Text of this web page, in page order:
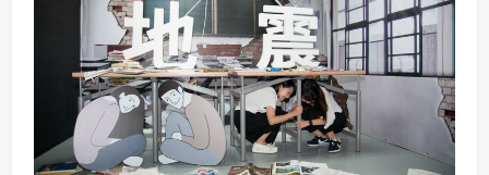
還沒有註冊帳號嗎？點擊立刻註冊
已經有註冊帳號了嗎？點擊立刻登入
三、著作權授權
會員得於本系統內使用授權內容，除經著作權人有標示採取
創用CC授權或其他授權者，會員不得重製、轉載、散布或類
似方法流通授權內容。
本系統防盜拷措施或類似措施，會員不得予以破解、破壞或
以其他方法規避。
同意上述條款，確定註冊